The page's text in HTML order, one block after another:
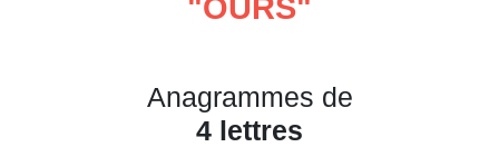
"OURS"
Anagrammes de
4 lettres